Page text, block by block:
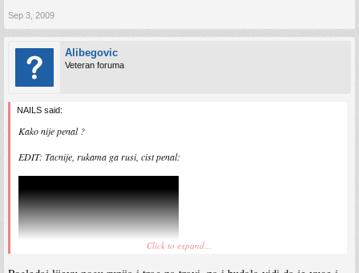
Sep 3, 2009
Alibegovic
Veteran foruma
NAILS said:
Kako nije penal ?
EDIT: Tacnije, rukama ga rusi, cist penal:
Click to expand...